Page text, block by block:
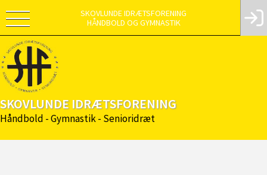
SKOVLUNDE IDRÆTSFORENING
Håndbold - Gymnastik - Senioridræt
SKOVLUNDE IDRÆTSFORENING
HÅNDBOLD OG GYMNASTIK